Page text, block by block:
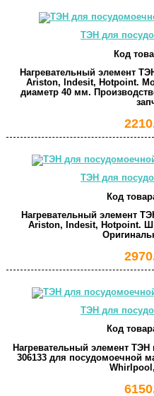
ТЭН для
Код
Нагревательный элемент
Ariston, Indesit, Hotpoint.
диаметр 40 мм.
ТЭН для
Код
Нагревательный элемент
Ariston, Indesit, Hotpoint.
ТЭН для
Код
Нагревательный элемент ТЭН
306133 для посудомоечной